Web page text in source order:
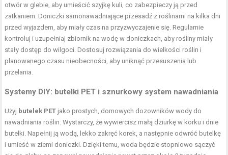
otwór w glebie, aby umieścić szyjkę kuli, co zabezpieczy ją przed
zatkaniem. Doniczki samonawadniające przesadź z roślinami na kilka dni
przed wyjazdem, aby miały czas na przyzwyczajenie się. Regularnie
kontroluj i uzupełniaj zbiornik na wodę w doniczkach, aby rośliny miały
stały dostęp do wilgoci. Dostosuj rozwiązania do wielkości roślin i
planowanego czasu nieobecności, aby uniknąć przesuszenia lub
przelania.
Systemy DIY: butelki PET i sznurkowy system nawadniania
Użyj butelek PET jako prostych, domowych dozowników wody do
nawadniania roślin. Wystarczy, że wywiercisz małą dziurkę w korku i dnie
butelki. Napełnij ją wodą, lekko zakręć korek, a następnie odwróć butelkę
i umieść w ziemi doniczki. Dzięki temu, woda będzie stopniowo sączyć